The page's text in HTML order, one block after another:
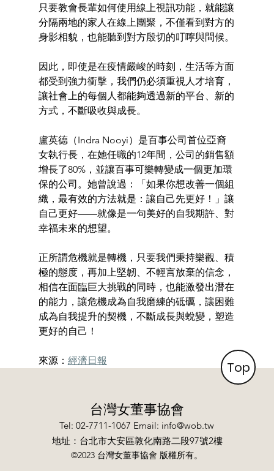
只要教會長輩如何使用線上視訊功能，就能讓
分隔兩地的家人在線上團聚，不僅看到對方的
身影相貌，也能聽到對方殷切的叮嚀與問候。
因此，即使是在疫情嚴峻的時刻，生活等方面
都受到強力衝擊，我們仍必須重視人才培育，
讓社會上的每個人都能夠透過新的平台、新的
方式，不斷吸收與成長。
盧英德（Indra Nooyi）是百事公司首位亞裔
女執行長，在她任職的12年間，公司的銷售額
增長了80%，並讓百事可樂轉變成一個更加環
保的公司。她曾說過：「如果你想改善一個組
織，最有效的方法就是：讓自己先更好！」讓
自己更好——就像是一句美好的自我期許、對
幸福未來的想望。
正所謂危機就是轉機，只要我們秉持樂觀、積
極的態度，再加上堅韌、不輕言放棄的信念，
相信在面臨巨大挑戰的同時，也能激發出潛在
的能力，讓危機成為自我磨練的砥礪，讓困難
成為自我提升的契機，不斷成長與蛻變，塑造
更好的自己！
來源： 經濟日報
台灣女董事協會
​地址：台北市大安區敦化南路二段97號2樓
Tel: 02-7711-1067 Email: info@wob.tw
©2023 台灣女董事協會 版權所有。
Top